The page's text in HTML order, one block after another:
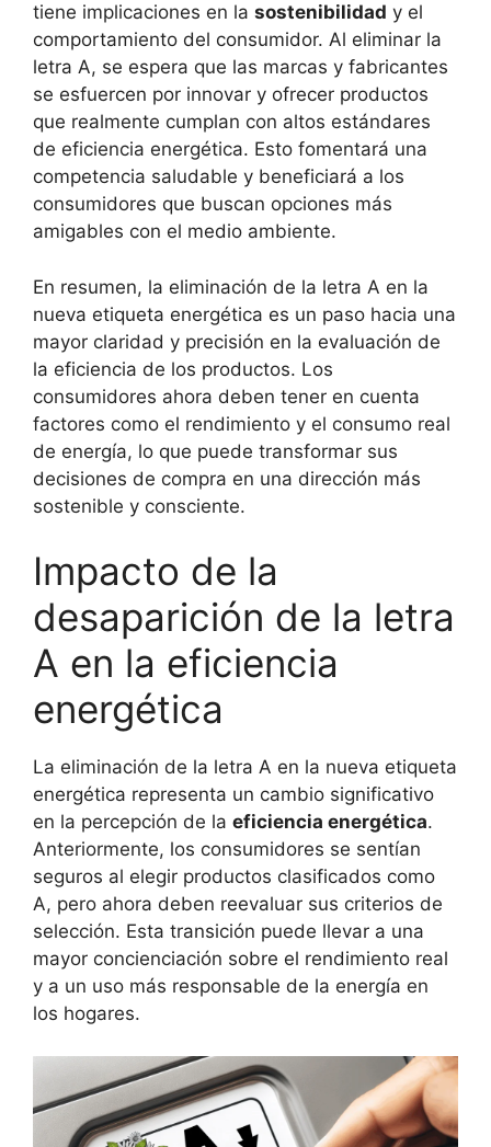
tiene implicaciones en la sostenibilidad y el
comportamiento del consumidor. Al eliminar la
letra A, se espera que las marcas y fabricantes
se esfuercen por innovar y ofrecer productos
que realmente cumplan con altos estándares
de eficiencia energética. Esto fomentará una
competencia saludable y beneficiará a los
consumidores que buscan opciones más
amigables con el medio ambiente.
En resumen, la eliminación de la letra A en la
nueva etiqueta energética es un paso hacia una
mayor claridad y precisión en la evaluación de
la eficiencia de los productos. Los
consumidores ahora deben tener en cuenta
factores como el rendimiento y el consumo real
de energía, lo que puede transformar sus
decisiones de compra en una dirección más
sostenible y consciente.
Impacto de la
desaparición de la letra
A en la eficiencia
energética
La eliminación de la letra A en la nueva etiqueta
energética representa un cambio significativo
en la percepción de la eficiencia energética.
Anteriormente, los consumidores se sentían
seguros al elegir productos clasificados como
A, pero ahora deben reevaluar sus criterios de
selección. Esta transición puede llevar a una
mayor concienciación sobre el rendimiento real
y a un uso más responsable de la energía en
los hogares.